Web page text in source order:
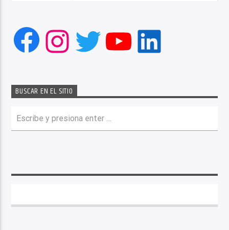
Facebook
Instagram
Twitter
YouTube
LinkedIn
BUSCAR EN EL SITIO